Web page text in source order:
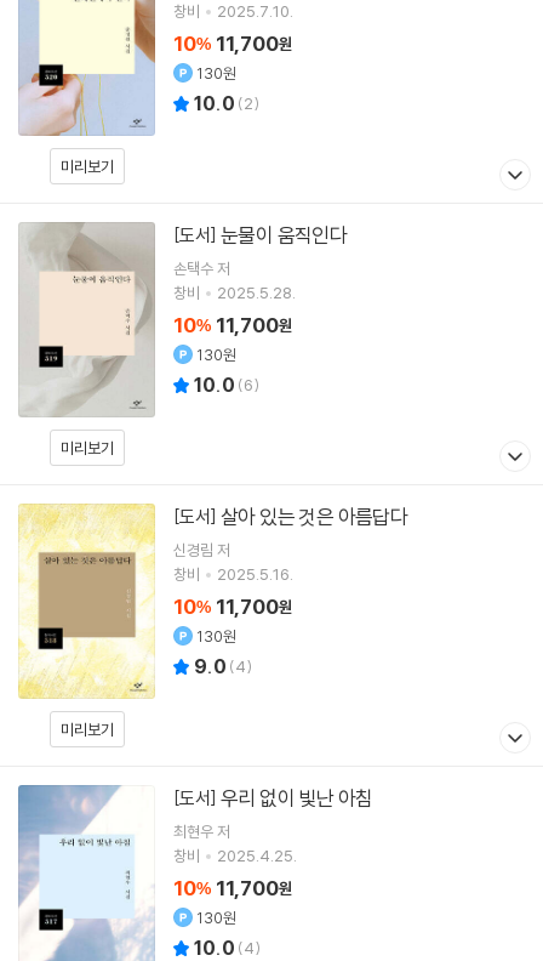
미리보기
창비
2025.7.10.
10% 11,700원
130원
10.0 (2)
미리보기
[도서] 눈물이 움직인다
손택수저
창비
2025.5.28.
10% 11,700원
130원
10.0 (6)
미리보기
[도서] 살아 있는 것은 아름답다
신경림 저
창비
2025.5.16.
10% 11,700원
130원
9.0 (4)
[도서] 우리 없이 빛난 아침
최현우저
창비
2025.4.25.
10% 11,700원
130원
10.0 (4)